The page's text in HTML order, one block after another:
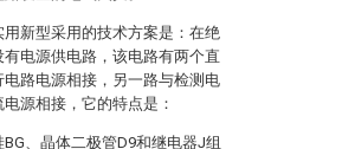
新型采用的技术方案是：在绝
电源供电路，该电路有两个直
路电源相接，另一路与检测电
源相接，它的特点是：
、晶体二极管D9和继电器J组